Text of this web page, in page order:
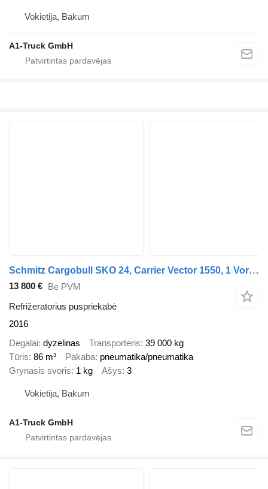
Vokietija, Bakum
A1-Truck GmbH
Schmitz Cargobull SKO 24, Carrier Vector 1550, 1 Vorbesitzer
13 800 € Be PVM
Refrižeratorius puspriekabė
2016
Degalai dyzelinas Transporteris 39 000 kg
Tūris 86 m³ Pakaba pneumatika/pneumatika
Grynasis svoris 1 kg Ašys 3
Vokietija, Bakum
A1-Truck GmbH